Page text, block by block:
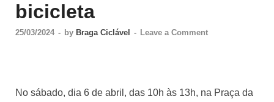
bicicleta
25/03/2024 - by Braga Ciclável - Leave a Comment
No sábado, dia 6 de abril, das 10h às 13h, na Praça da